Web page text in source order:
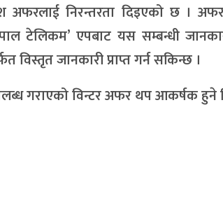
निरन्तरता दिइएको छ । अफर
टेलिकम’ एपबाट यस सम्बन्धी
विस्तृत जानकारी प्राप्त गर्न सकिन्छ ।
गराएको विन्टर अफर थप आकर्षक हुने